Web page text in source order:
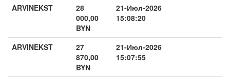
ARVINEKST
28
000,00
BYN
21-Июл-2026
15:08:20
ARVINEKST
27
870,00
BYN
21-Июл-2026
15:07:55